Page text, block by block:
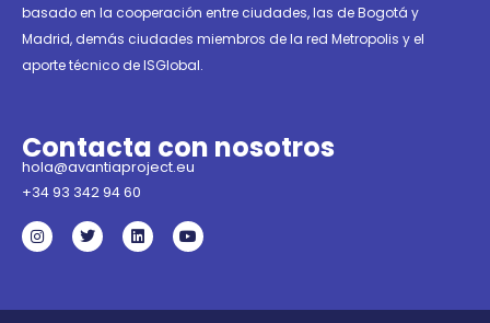
basado en la cooperación entre ciudades, las de Bogotá y
Madrid, demás ciudades miembros de la red Metropolis y el
aporte técnico de ISGlobal.
Contacta con nosotros
hola@avantiaproject.eu
+34 93 342 94 60